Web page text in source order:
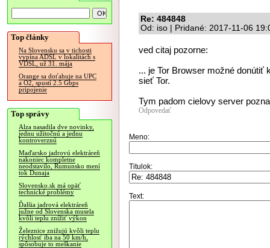
Top články
Na Slovensku sa v tichosti
vypína ADSL v lokalitách s
VDSL, už 31. mája
Orange sa doťahuje na UPC
a O2, spustí 2.5 Gbps
pripojenie
Top správy
Alza nasadila dve novinky,
jednu užitočnú a jednu
kontroverznú
Maďarsko jadrovú elektráreň
nakoniec kompletne
neodstavilo, Rumunsko mení
tok Dunaja
Slovensko.sk má opäť
technické problémy
Ďalšia jadrová elektráreň
južne od Slovenska musela
kvôli teplu znížiť výkon
Železnice znižujú kvôli teplu
rýchlosť iba na 50 km/h,
spôsobuje to meškanie
Re: 484848
Od: iso | Pridané: 2017-11-06
ved citaj pozorne:
... je Tor Browser možné
sieť Tor.
Tym padom cielovy server
Odpovedať
Meno:
Titulok:
Text: